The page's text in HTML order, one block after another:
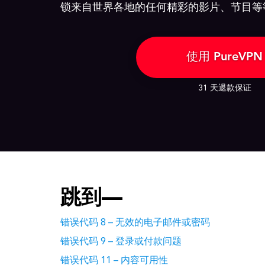
锁来自世界各地的任何精彩的影片、节目等
使用 PureVPN
31 天退款保证
跳到—
错误代码 8 – 无效的电子邮件或密码
错误代码 9 – 登录或付款问题
错误代码 11 – 内容可用性